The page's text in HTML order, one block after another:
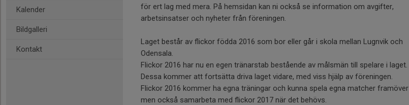
Kalender
Bildgalleri
Kontakt
för ert lag med mera. På hemsidan kan ni också se information om avgifter,
arbetsinsatser och nyheter från föreningen.
Laget består av flickor födda 2016 som bor eller går i skola mellan Lugnvik och
Odensala.
Flickor 2016 har nu en egen tränarstab bestående av målsmän till spelare i laget.
Dessa kommer att fortsätta driva laget vidare, med viss hjälp av föreningen.
Flickor 2016 kommer ha egna träningar och kunna spela egna matcher framöver
men också samarbeta med flickor 2017 när det behövs.